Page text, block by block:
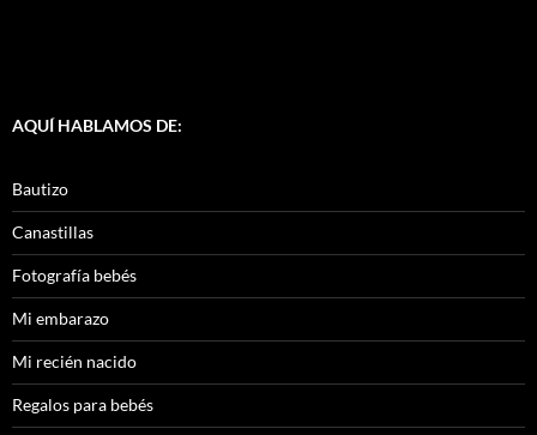
AQUÍ HABLAMOS DE:
Bautizo
Canastillas
Fotografía bebés
Mi embarazo
Mi recién nacido
Regalos para bebés